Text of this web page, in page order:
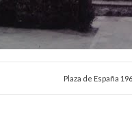
Plaza de España